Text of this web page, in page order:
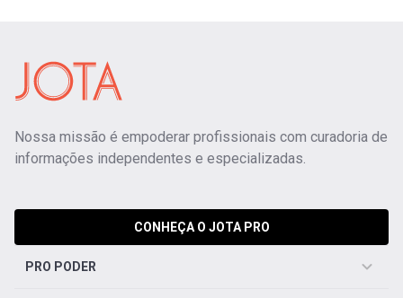
Nossa missão é empoderar profissionais com curadoria de
informações independentes e especializadas.
CONHEÇA O JOTA PRO
PRO PODER